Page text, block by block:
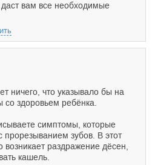
вам все необходимые
ничего, что указывало бы на
здоровьем ребёнка.
симптомы, которые
прорезыванием зубов. В этот
возникает раздражение дёсен,
кашель.